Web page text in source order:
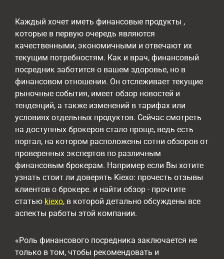
Каждый хочет иметь финансовые продукты ,
которые в первую очередь являются
качественными, экономичными и отвечают их
текущим потребностям. Как и врач, финансовый
посредник заботится о вашем здоровье, но в
финансовом отношении. Он отслеживает текущие
рыночные события, имеет обзор новостей и
тенденций, а также изменений в тарифах или
условиях отдельных продуктов. Сейчас смотреть
на доступных брокеров стало проще, ведь есть
портал, на котором расположены сотни обзоров от
проверенных экспертов по различным
финансовым брокерам. Например если Вы хотите
узнать стоит ли доверять Kiexo: прочесть отзывы
клиентов о брокере. и найти обзор - прочтите
статью kiexo, в которой детально обсуждены все
аспекты работы этой компании.
«Роль финансового посредника заключается не
только в том, чтобы рекомендовать и